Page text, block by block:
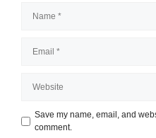
Save my name, email, and
comment.